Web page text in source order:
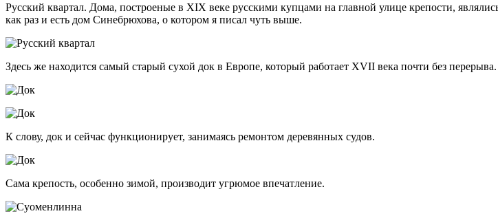
Русский квартал. Дома, построеные в XIX веке русскими купцами на главной улице крепости,
как раз и есть дом Синебрюхова, о котором я писал чуть выше.
Здесь же находится самый старый сухой док в Европе, который работает XVII века почти без
К слову, док и сейчас функционирует, занимаясь ремонтом деревянных судов.
Сама крепость, особенно зимой, производит угрюмое впечатление.